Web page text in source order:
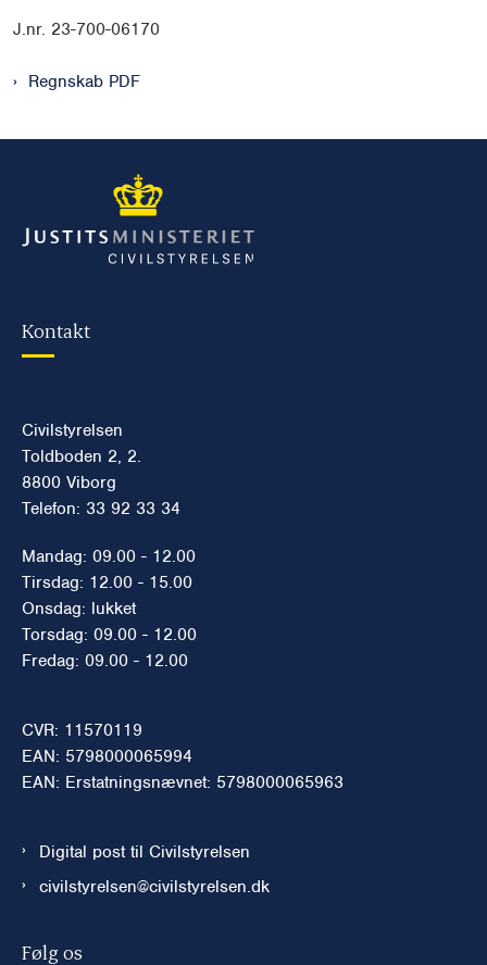
J.nr. 23-700-06170
Regnskab PDF
Kontakt
Civilstyrelsen
Toldboden 2, 2.
8800 Viborg
Telefon: 33 92 33 34
Mandag: 09.00 - 12.00
Tirsdag: 12.00 - 15.00
Onsdag: lukket
Torsdag: 09.00 - 12.00
Fredag: 09.00 - 12.00
CVR: 11570119
EAN: 5798000065994
EAN: Erstatningsnævnet: 5798000065963
Digital post til Civilstyrelsen
civilstyrelsen@civilstyrelsen.dk
Følg os